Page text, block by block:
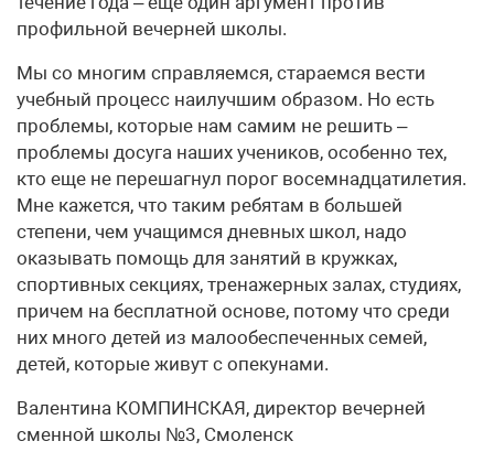
профильной вечерней школы.
Мы со многим справляемся, стараемся вести
учебный процесс наилучшим образом. Но есть
проблемы, которые нам самим не решить –
проблемы досуга наших учеников, особенно тех,
кто еще не перешагнул порог восемнадцатилетия.
Мне кажется, что таким ребятам в большей
степени, чем учащимся дневных школ, надо
оказывать помощь для занятий в кружках,
спортивных секциях, тренажерных залах, студиях,
причем на бесплатной основе, потому что среди
них много детей из малообеспеченных семей,
детей, которые живут с опекунами.
Валентина КОМПИНСКАЯ, директор вечерней
сменной школы №3, Смоленск